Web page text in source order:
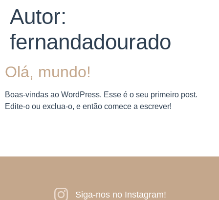
Autor:
fernandadourado
Olá, mundo!
Boas-vindas ao WordPress. Esse é o seu primeiro post.
Edite-o ou exclua-o, e então comece a escrever!
Siga-nos no Instagram!